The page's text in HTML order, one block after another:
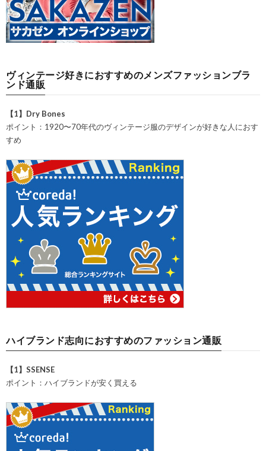
ヴィンテージ好きにおすすめのメンズファッションブラ
ンド通販
【1】Dry Bones
ポイント：1920〜70年代のヴィンテージ服のデザインが好きな人におす
すめ
ハイブランド志向におすすめのファッション通販
【1】SSENSE
ポイント：ハイブランドが安く買える